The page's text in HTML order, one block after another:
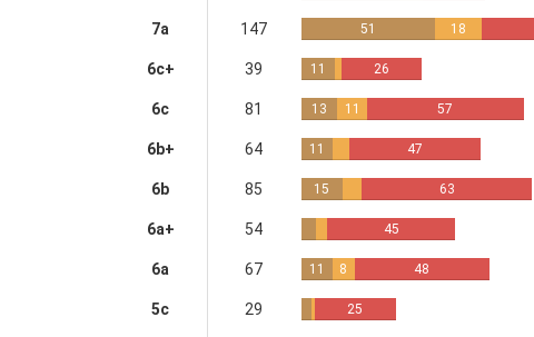
7a 147 51 18
6c+ 39 11 26
6c 81 13 11 57
6b+ 64 11 47
6b 85 15 63
6a+ 54 45
6a 67 11 8 48
5c 29 25